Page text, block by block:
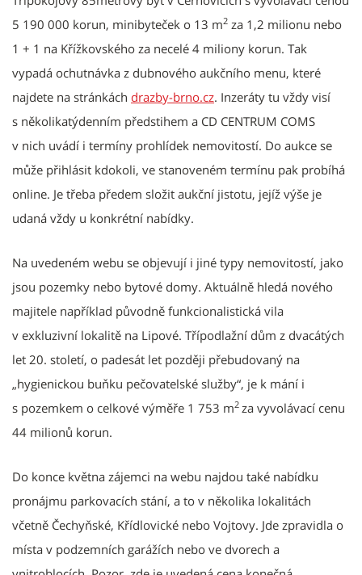
5 190 000 korun, minibyteček o 13 m2 za 1,2 milionu nebo
1 + 1 na Křížkovského za necelé 4 miliony korun. Tak
vypadá ochutnávka z dubnového aukčního menu, které
najdete na stránkách drazby-brno.cz. Inzeráty tu vždy visí
s několikatýdenním předstihem a CD CENTRUM COMS
v nich uvádí i termíny prohlídek nemovitostí. Do aukce se
může přihlásit kdokoli, ve stanoveném termínu pak probíhá
online. Je třeba předem složit aukční jistotu, jejíž výše je
udaná vždy u konkrétní nabídky.
Na uvedeném webu se objevují i jiné typy nemovitostí, jako
jsou pozemky nebo bytové domy. Aktuálně hledá nového
majitele například původně funkcionalistická vila
v exkluzivní lokalitě na Lipové. Třípodlažní dům z dvacátých
let 20. století, o padesát let později přebudovaný na
„hygienickou buňku pečovatelské služby“, je k mání i
s pozemkem o celkové výměře 1 753 m2 za vyvolávací cenu
44 milionů korun.
Do konce května zájemci na webu najdou také nabídku
pronájmu parkovacích stání, a to v několika lokalitách
včetně Čechyňské, Křídlovické nebo Vojtovy. Jde zpravidla o
místa v podzemních garážích nebo ve dvorech a